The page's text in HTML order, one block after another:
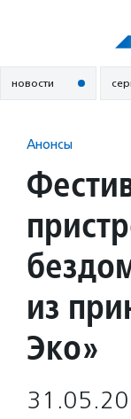
новости
Анонсы
из
Эко»